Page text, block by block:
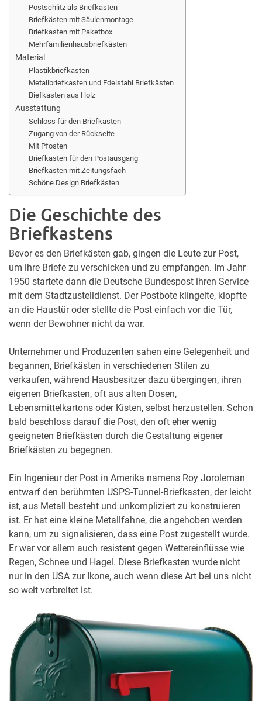
Postschlitz als Briefkasten
Briefkästen mit Säulenmontage
Briefkasten mit Paketbox
Mehrfamilienhausbriefkästen
Material
Plastikbriefkasten
Metallbriefkasten und Edelstahl Briefkästen
Biefkasten aus Holz
Ausstattung
Schloss für den Briefkasten
Zugang von der Rückseite
Mit Pfosten
Briefkasten für den Postausgang
Briefkasten mit Zeitungsfach
Schöne Design Briefkästen
Die Geschichte des
Briefkastens
Bevor es den Briefkästen gab, gingen die Leute zur Post,
um ihre Briefe zu verschicken und zu empfangen. Im Jahr
1950 startete dann die Deutsche Bundespost ihren Service
mit dem Stadtzustelldienst. Der Postbote klingelte, klopfte
an die Haustür oder stellte die Post einfach vor die Tür,
wenn der Bewohner nicht da war.
Unternehmer und Produzenten sahen eine Gelegenheit und
begannen, Briefkästen in verschiedenen Stilen zu
verkaufen, während Hausbesitzer dazu übergingen, ihren
eigenen Briefkasten, oft aus alten Dosen,
Lebensmittelkartons oder Kisten, selbst herzustellen. Schon
bald beschloss darauf die Post, den oft eher wenig
geeigneten Briefkästen durch die Gestaltung eigener
Briefkästen zu begegnen.
Ein Ingenieur der Post in Amerika namens Roy Joroleman
entwarf den berühmten USPS-Tunnel-Briefkasten, der leicht
ist, aus Metall besteht und unkompliziert zu konstruieren
ist. Er hat eine kleine Metallfahne, die angehoben werden
kann, um zu signalisieren, dass eine Post zugestellt wurde.
Er war vor allem auch resistent gegen Wettereinflüsse wie
Regen, Schnee und Hagel. Diese Briefkasten wurde nicht
nur in den USA zur Ikone, auch wenn diese Art bei uns nicht
so weit verbreitet ist.